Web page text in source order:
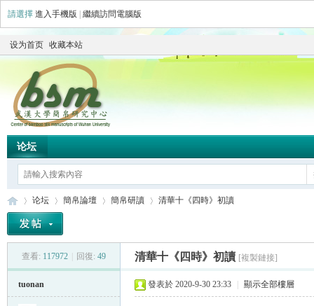
請選擇 進入手機版 繼續訪問電腦版
设为首页 收藏本站
论坛
»
论坛
›
簡帛論壇
›
簡帛研讀
›
清華十《四時》初讀
查看: 117972 回復: 49 清華十《四時》初讀 [複製鏈接]
tuonan 發表於 2020-9-30 23:33 顯示全部樓層